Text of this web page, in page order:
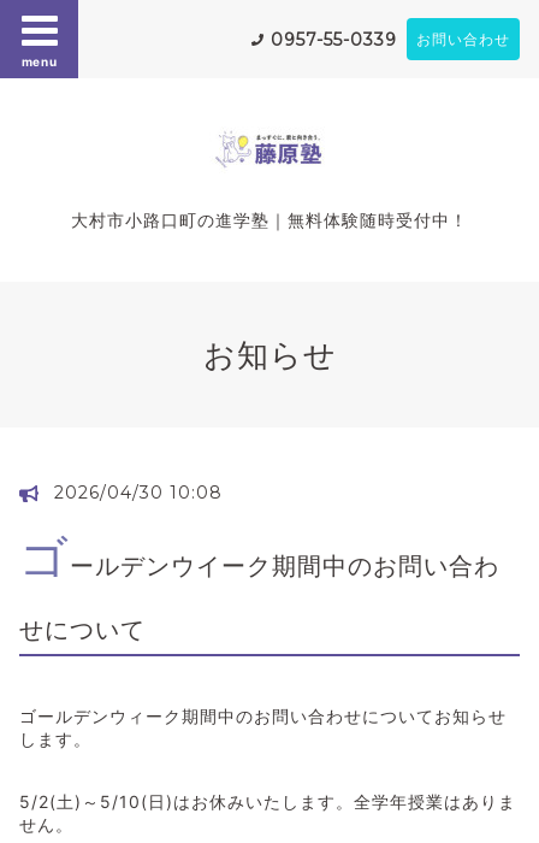
menu
0957-55-0339 お問い合わせ
大村市小路口町の進学塾｜無料体験随時受付中！
お知らせ
2026/04/30 10:08
ゴールデンウイーク期間中のお問い合わ
せについて
ゴールデンウィーク期間中のお問い合わせについてお知らせ
します。
5/2(土)～5/10(日)はお休みいたします。全学年授業はありま
せん。